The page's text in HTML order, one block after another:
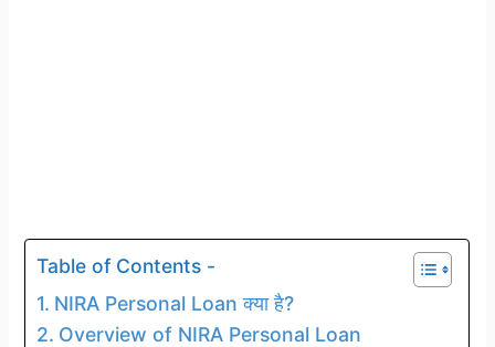
Table of Contents -
NIRA Personal Loan क्या है?
Overview of NIRA Personal Loan